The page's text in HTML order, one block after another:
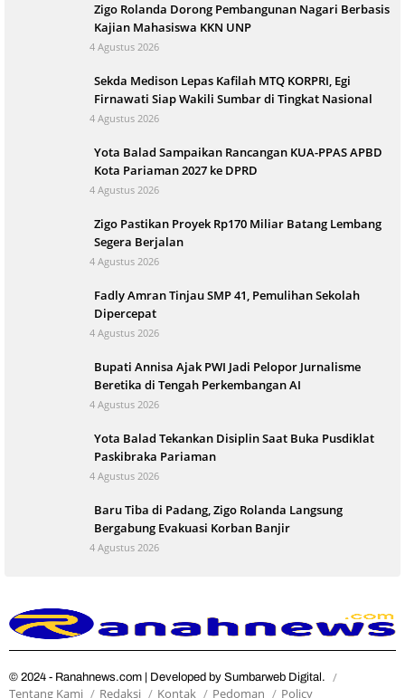
Zigo Rolanda Dorong Pembangunan Nagari Berbasis
Kajian Mahasiswa KKN UNP
4 Agustus 2026
Sekda Medison Lepas Kafilah MTQ KORPRI, Egi
Firnawati Siap Wakili Sumbar di Tingkat Nasional
4 Agustus 2026
Yota Balad Sampaikan Rancangan KUA-PPAS APBD
Kota Pariaman 2027 ke DPRD
4 Agustus 2026
Zigo Pastikan Proyek Rp170 Miliar Batang Lembang
Segera Berjalan
4 Agustus 2026
Fadly Amran Tinjau SMP 41, Pemulihan Sekolah
Dipercepat
4 Agustus 2026
Bupati Annisa Ajak PWI Jadi Pelopor Jurnalisme
Beretika di Tengah Perkembangan AI
4 Agustus 2026
Yota Balad Tekankan Disiplin Saat Buka Pusdiklat
Paskibraka Pariaman
4 Agustus 2026
Baru Tiba di Padang, Zigo Rolanda Langsung
Bergabung Evakuasi Korban Banjir
4 Agustus 2026
© 2024 - Ranahnews.com | Developed by Sumbarweb Digital.
Tentang Kami Redaksi Kontak Pedoman Policy